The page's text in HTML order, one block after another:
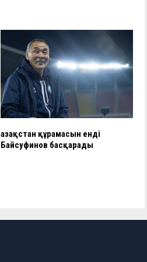
Қазақстан құрамасын енді
Байсуфинов басқарады